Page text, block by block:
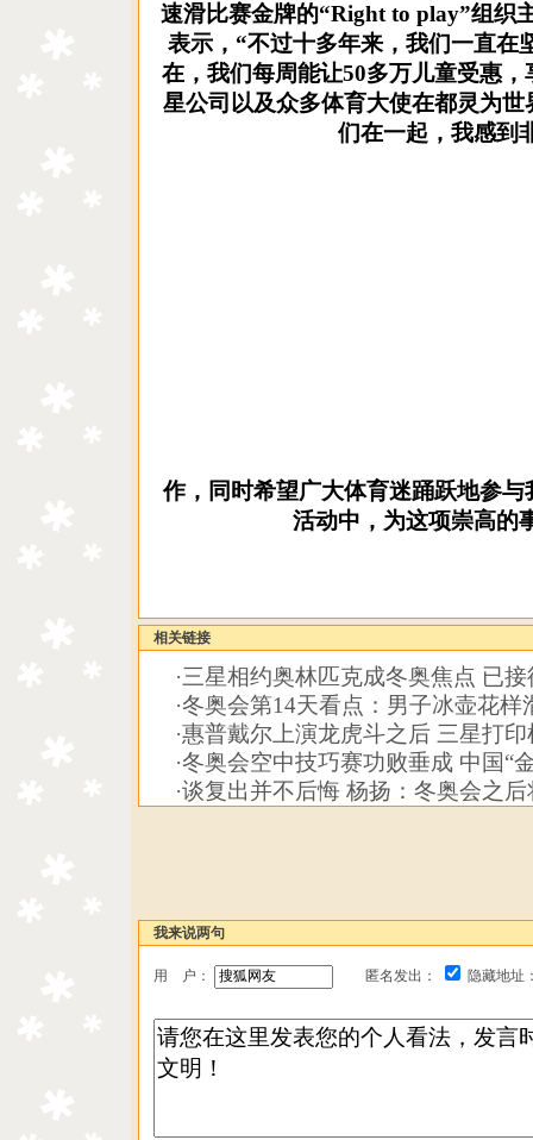
速滑比赛金牌的“Right to play”组织
表示，“不过十多年来，我们一直在
在，我们每周能让50多万儿童受惠
星公司以及众多体育大使在都灵为
们在一起，我感到
作，同时希望广大体育迷踊跃地参
活动中，为这项崇高的
相关链接
·三星相约奥林匹克成冬奥焦点 已接
·冬奥会第14天看点：男子冰壶花样
·惠普戴尔上演龙虎斗之后 三星打
·冬奥会空中技巧赛功败垂成 中国“
·谈复出并不后悔 杨扬：冬奥会之
我来说两句
用 户： 匿名发出： 隐藏地址